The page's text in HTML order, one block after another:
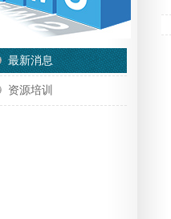
最新消息
资源培训